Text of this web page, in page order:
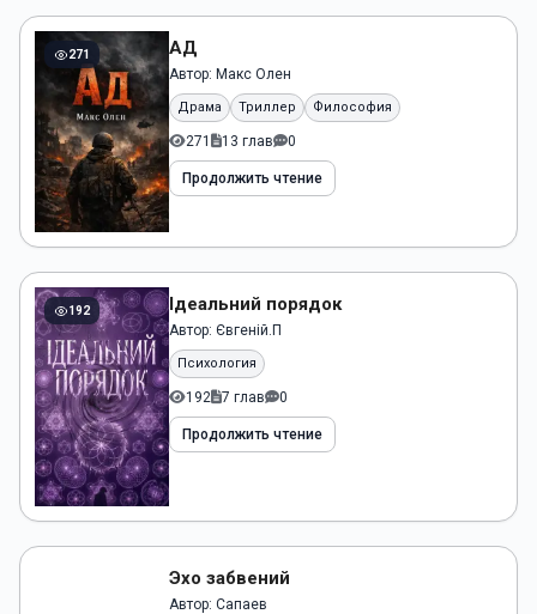
271 АД
Автор: Макс Олен
Драма Триллер Философия
271 13 глав 0
Продолжить чтение
192 Ідеальний порядок
Автор: Євгеній.П
Психология
192 7 глав 0
Продолжить чтение
Эхо забвений
Автор: Сапаев